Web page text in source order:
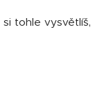
tohle vysvětlíš,